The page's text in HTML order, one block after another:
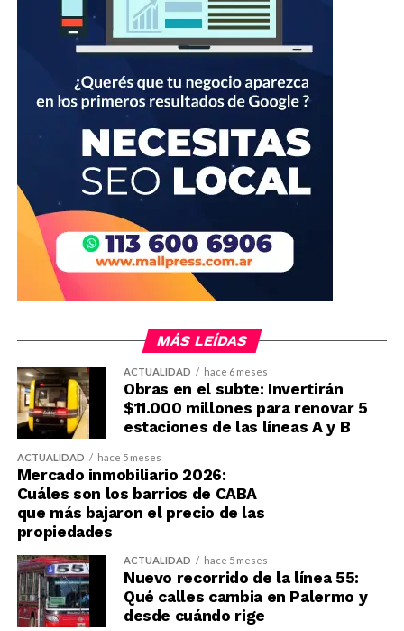
MÁS LEÍDAS
ACTUALIDAD hace 6 meses
Obras en el subte: Invertirán
$11.000 millones para renovar 5
estaciones de las líneas A y B
ACTUALIDAD hace 5 meses
Mercado inmobiliario 2026:
Cuáles son los barrios de CABA
que más bajaron el precio de las
propiedades
ACTUALIDAD hace 5 meses
Nuevo recorrido de la línea 55:
Qué calles cambia en Palermo y
desde cuándo rige